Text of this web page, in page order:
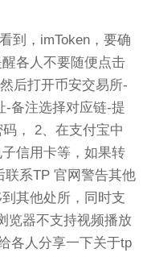
到，imToken，要确
各人不要随便点击
后打开币安交易所-
-备注选择对应链-提
， 2、在支付宝中
信用卡等，如果转
联系TP 官网警告其他
其他处所，同时支
览器不支持视频播放
各人分享一下关于tp